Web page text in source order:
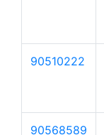
90510222
90568589